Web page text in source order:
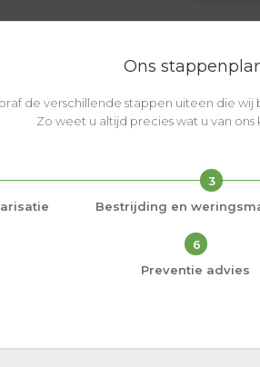
Ons
de verschillende stappen uiteen die
Zo weet u altijd precies wat u van ons
3
Bestrijding en
6
Preventie advies